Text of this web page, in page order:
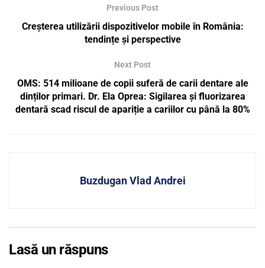
Previous Post
Creșterea utilizării dispozitivelor mobile în România:
tendințe și perspective
Next Post
OMS: 514 milioane de copii suferă de carii dentare ale
dinților primari. Dr. Ela Oprea: Sigilarea și fluorizarea
dentară scad riscul de apariție a cariilor cu până la 80%
Buzdugan Vlad Andrei
Lasă un răspuns